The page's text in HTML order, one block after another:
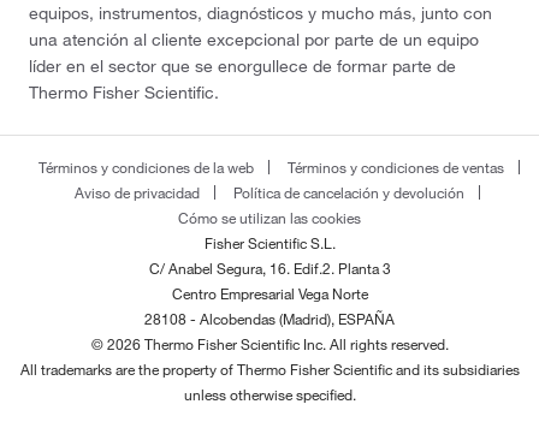
equipos, instrumentos, diagnósticos y mucho más, junto con
una atención al cliente excepcional por parte de un equipo
líder en el sector que se enorgullece de formar parte de
Thermo Fisher Scientific.
Términos y condiciones de la web
Términos y condiciones de ventas
Aviso de privacidad
Política de cancelación y devolución
Cómo se utilizan las cookies
Fisher Scientific S.L.
C/ Anabel Segura, 16. Edif.2. Planta 3
Centro Empresarial Vega Norte
28108 - Alcobendas (Madrid), ESPAÑA
© 2026 Thermo Fisher Scientific Inc. All rights reserved.
All trademarks are the property of Thermo Fisher Scientific and its subsidiaries
unless otherwise specified.